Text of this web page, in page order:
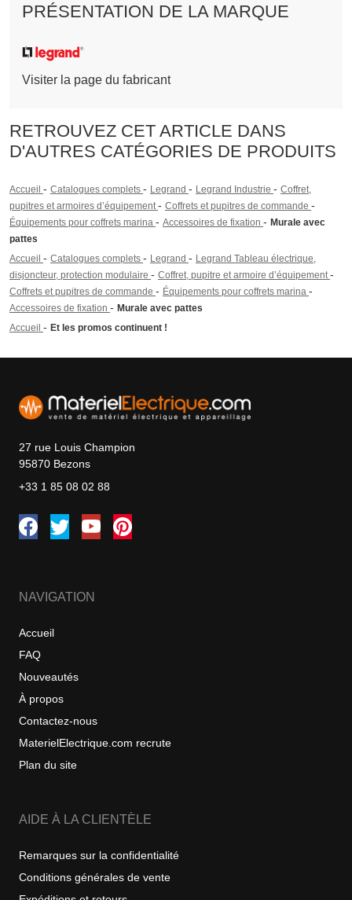
PRÉSENTATION DE LA MARQUE
Visiter la page du fabricant
RETROUVEZ CET ARTICLE DANS
D'AUTRES CATÉGORIES DE PRODUITS
Accueil - Catalogues complets - Legrand - Legrand Industrie - Coffret,
pupitres et armoires d’équipement- Coffrets et pupitres de commande -
Équipements pour coffrets marina - Accessoires de fixation - Murale avec
pattes
Accueil - Catalogues complets - Legrand - Legrand Tableau électrique,
disjoncteur, protection modulaire - Coffret, pupitre et armoire d’équipement-
Coffrets et pupitres de commande - Équipements pour coffrets marina -
Accessoires de fixation - Murale avec pattes
Accueil - Et les promos continuent !
27 rue Louis Champion
95870 Bezons
+33 1 85 08 02 88
NAVIGATION
Accueil
FAQ
Nouveautés
À propos
Contactez-nous
MaterielElectrique.com recrute
Plan du site
AIDE À LA CLIENTÈLE
Remarques sur la confidentialité
Conditions générales de vente